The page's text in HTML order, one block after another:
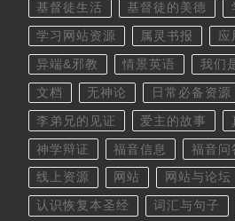
基督徒生活 基督徒的美德
学习网站资源 属灵书报 应
异端&邪教 情景英语 我们
文档 无神论 日常必备资源
李弟兄的见证 爱主的故事
神学辩证 福音信息 福音问
线上资源 网站 网站与论坛
认识恢复本圣经 词汇与句子